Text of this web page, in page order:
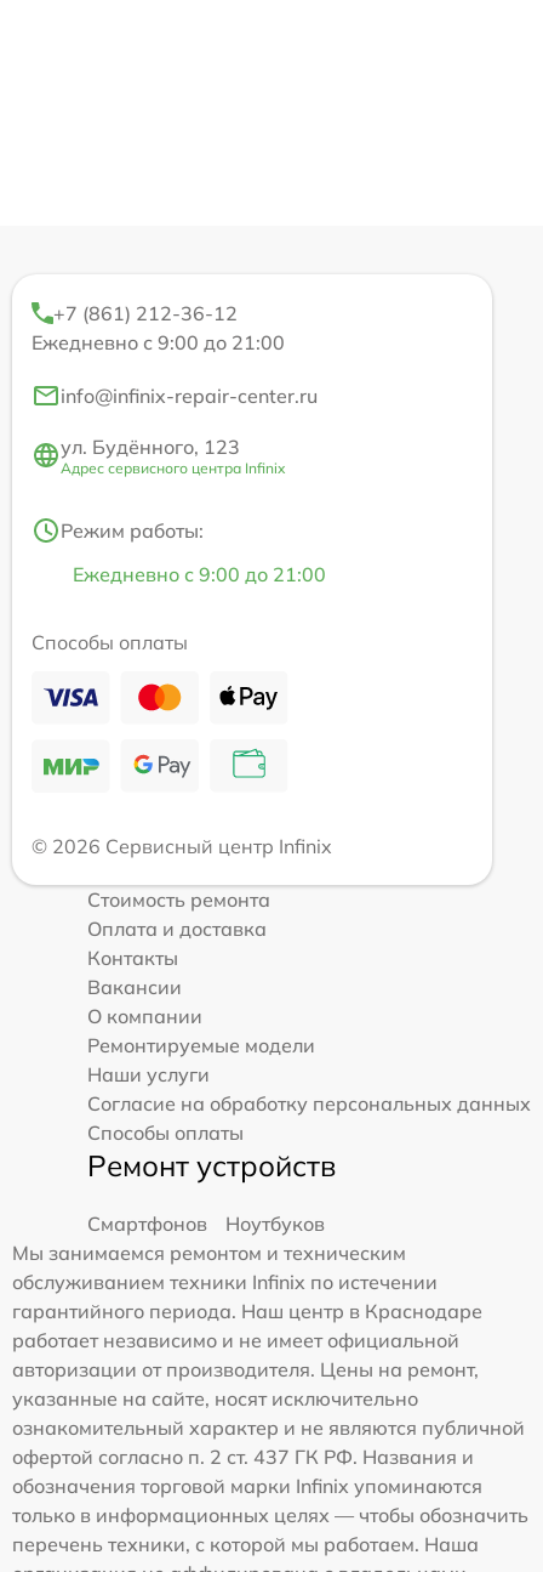
+7 (861) 212-36-12
Ежедневно с 9:00 до 21:00
info@infinix-repair-center.ru
ул. Будённого, 123
Адрес сервисного центра Infinix
Режим работы:
Ежедневно с 9:00 до 21:00
Способы оплаты
© 2026 Сервисный центр Infinix
Стоимость ремонта
Оплата и доставка
Контакты
Вакансии
О компании
Ремонтируемые модели
Наши услуги
Согласие на обработку персональных данных
Способы оплаты
Ремонт устройств
Смартфонов
Ноутбуков
Мы занимаемся ремонтом и техническим
обслуживанием техники Infinix по истечении
гарантийного периода. Наш центр в Краснодаре
работает независимо и не имеет официальной
авторизации от производителя. Цены на ремонт,
указанные на сайте, носят исключительно
ознакомительный характер и не являются публичной
офертой согласно п. 2 ст. 437 ГК РФ. Названия и
обозначения торговой марки Infinix упоминаются
только в информационных целях — чтобы обозначить
перечень техники, с которой мы работаем. Наша